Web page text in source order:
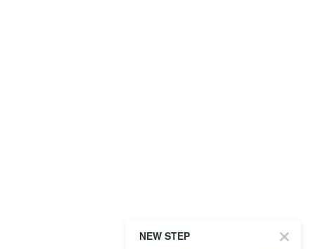
NEW STEP